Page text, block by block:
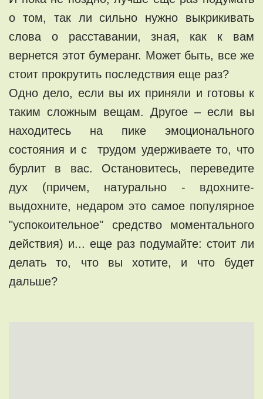
о том, так ли сильно нужно выкрикивать
слова о расставании, зная, как к вам
вернется этот бумеранг. Может быть, все же
стоит прокрутить последствия еще раз?
Одно дело, если вы их приняли и готовы к
таким сложным вещам. Другое – если вы
находитесь на пике эмоционального
состояния и с трудом удерживаете то, что
бурлит в вас. Остановитесь, переведите
дух (причем, натурально - вдохните-
выдохните, недаром это самое популярное
"успокоительное" средство моментального
действия) и... еще раз подумайте: стоит ли
делать то, что вы хотите, и что будет
дальше?